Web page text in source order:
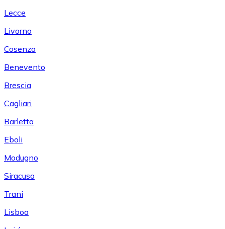
Lecce
Livorno
Cosenza
Benevento
Brescia
Cagliari
Barletta
Eboli
Modugno
Siracusa
Trani
Lisboa